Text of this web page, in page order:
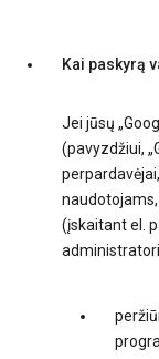
Kai paskyrą
Jei jūsų
(pavyzdžiui,
naudotojams,
(įskaitant el.